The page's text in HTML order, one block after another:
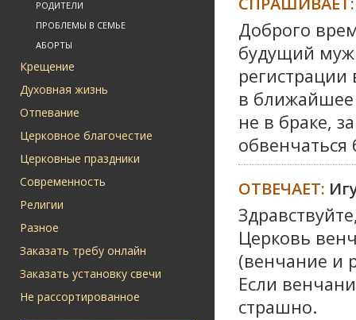
РОДИТЕЛИ
ПРОБЛЕМЫ В СЕМЬЕ
АБОРТЫ
Крещение
Духовная жизнь
Отпевание
Церковное благочестие
Церковные праздники
Современность
Религии
Разное
Заказать требу онлайн
Заказать установку свечи
Не рассортированное
Доброго
будущий муж
в
не в браке,
обвенчаться
ОТВЕЧАЕТ:
Церковь
(венчание и
Если
страшно.